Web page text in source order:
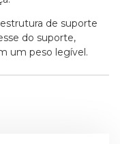
de suporte
do suporte,
um peso legível.